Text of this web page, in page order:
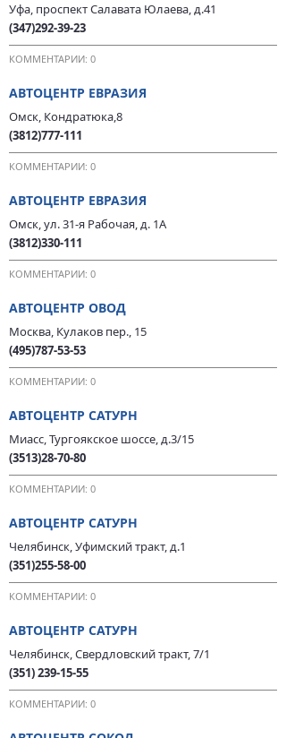
Уфа, проспект Салавата Юлаева, д.41
(347)292-39-23
КОММЕНТАРИИ: 0
АВТОЦЕНТР ЕВРАЗИЯ
Омск, Кондратюка,8
(3812)777-111
КОММЕНТАРИИ: 0
АВТОЦЕНТР ЕВРАЗИЯ
Омск, ул. 31-я Рабочая, д. 1А
(3812)330-111
КОММЕНТАРИИ: 0
АВТОЦЕНТР ОВОД
Москва, Кулаков пер., 15
(495)787-53-53
КОММЕНТАРИИ: 0
АВТОЦЕНТР САТУРН
Миасс, Тургоякское шоссе, д.3/15
(3513)28-70-80
КОММЕНТАРИИ: 0
АВТОЦЕНТР САТУРН
Челябинск, Уфимский тракт, д.1
(351)255-58-00
КОММЕНТАРИИ: 0
АВТОЦЕНТР САТУРН
Челябинск, Свердловский тракт, 7/1
(351) 239-15-55
КОММЕНТАРИИ: 0